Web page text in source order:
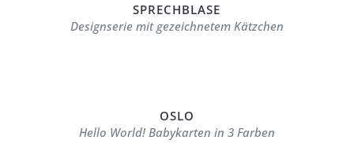
SPRECHBLASE
Designserie mit gezeichnetem Kätzchen
OSLO
Hello World! Babykarten in 3 Farben